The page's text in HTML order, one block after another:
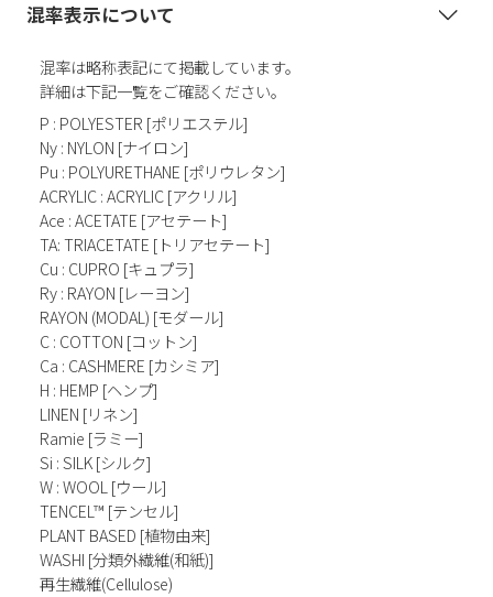
混率表示について
混率は略称表記にて掲載しています。
詳細は下記一覧をご確認ください。
P : POLYESTER [ポリエステル]
Ny : NYLON [ナイロン]
Pu : POLYURETHANE [ポリウレタン]
ACRYLIC : ACRYLIC [アクリル]
Ace : ACETATE [アセテート]
TA: TRIACETATE [トリアセテート]
Cu : CUPRO [キュプラ]
Ry : RAYON [レーヨン]
RAYON (MODAL) [モダール]
C : COTTON [コットン]
Ca : CASHMERE [カシミア]
H : HEMP [ヘンプ]
LINEN [リネン]
Ramie [ラミー]
Si : SILK [シルク]
W : WOOL [ウール]
TENCEL™ [テンセル]
PLANT BASED [植物由来]
WASHI [分類外繊維(和紙)]
再生繊維(Cellulose)